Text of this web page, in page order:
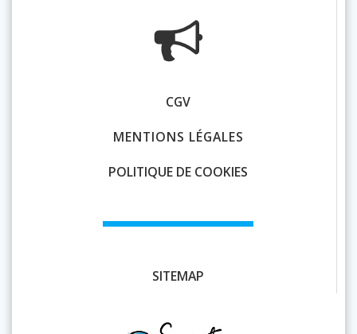
CGV
MENTIONS LÉGALES
POLITIQUE DE COOKIES
SITEMAP